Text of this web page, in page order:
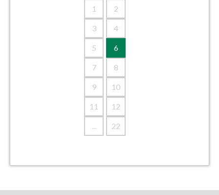
1 2
3 4
5 6
7 8
9 10
11 12
... 22